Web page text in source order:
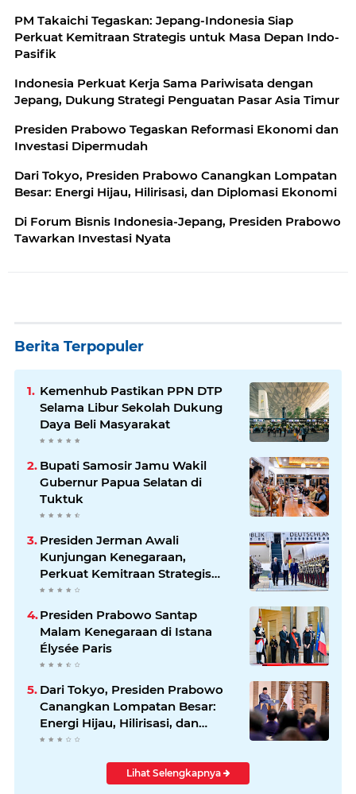
PM Takaichi Tegaskan: Jepang-Indonesia Siap
Perkuat Kemitraan Strategis untuk Masa Depan Indo-
Pasifik
Indonesia Perkuat Kerja Sama Pariwisata dengan
Jepang, Dukung Strategi Penguatan Pasar Asia Timur
Presiden Prabowo Tegaskan Reformasi Ekonomi dan
Investasi Dipermudah
Dari Tokyo, Presiden Prabowo Canangkan Lompatan
Besar: Energi Hijau, Hilirisasi, dan Diplomasi Ekonomi
Di Forum Bisnis Indonesia-Jepang, Presiden Prabowo
Tawarkan Investasi Nyata
Berita Terpopuler
Kemenhub Pastikan PPN DTP
Selama Libur Sekolah Dukung
Daya Beli Masyarakat
Bupati Samosir Jamu Wakil
Gubernur Papua Selatan di
Tuktuk
Presiden Jerman Awali
Kunjungan Kenegaraan,
Perkuat Kemitraan Strategis
Indonesia–Jerman
Presiden Prabowo Santap
Malam Kenegaraan di Istana
Élysée Paris
Dari Tokyo, Presiden Prabowo
Canangkan Lompatan Besar:
Energi Hijau, Hilirisasi, dan
Diplomasi Ekonomi
Lihat Selengkapnya